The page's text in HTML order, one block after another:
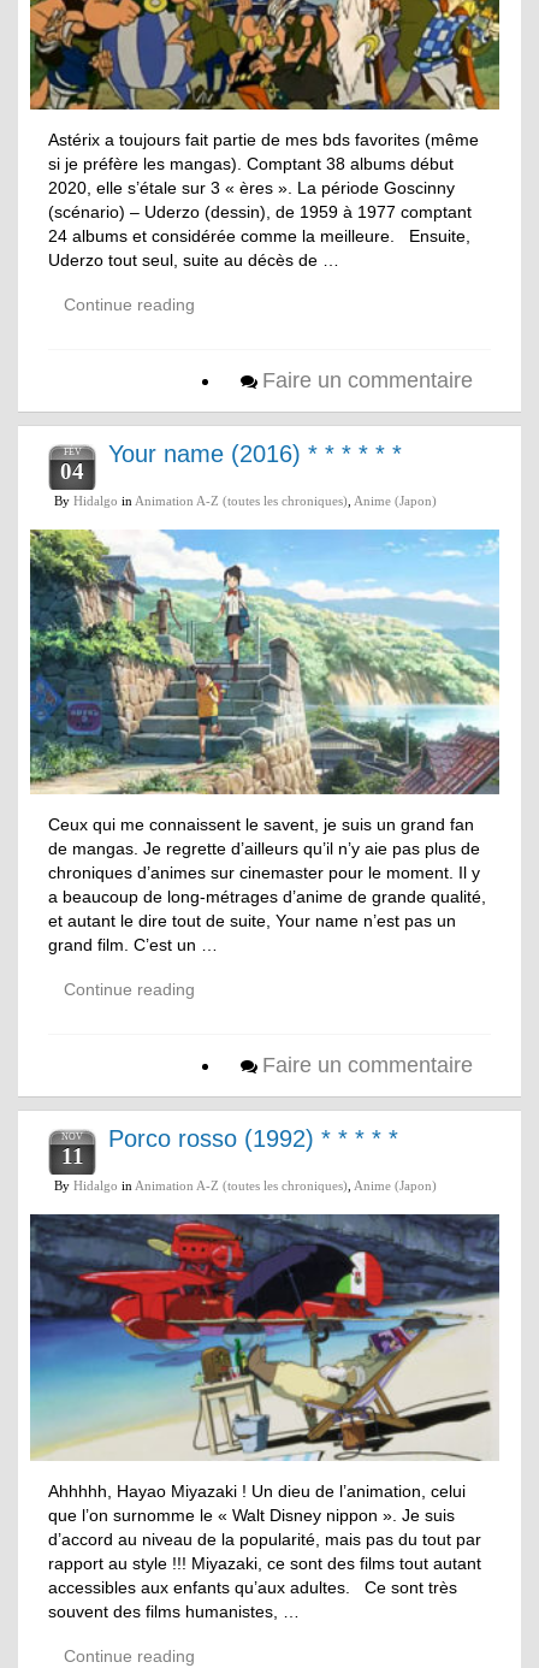
Astérix a toujours fait partie de mes bds favorites (même
si je préfère les mangas). Comptant 38 albums début
2020, elle s’étale sur 3 « ères ». La période Goscinny
(scénario) – Uderzo (dessin), de 1959 à 1977 comptant
24 albums et considérée comme la meilleure. Ensuite,
Uderzo tout seul, suite au décès de …
Continue reading
Faire un commentaire
FÉV
04
Your name (2016) * * * * * *
By Hidalgo in Animation A-Z (toutes les chroniques) Anime (Japon)
Ceux qui me connaissent le savent, je suis un grand fan
de mangas. Je regrette d’ailleurs qu’il n’y aie pas plus de
chroniques d’animes sur cinemaster pour le moment. Il y
a beaucoup de long-métrages d’anime de grande qualité,
et autant le dire tout de suite, Your name n’est pas un
grand film. C’est un …
Continue reading
Faire un commentaire
NOV
11
Porco rosso (1992) * * * * *
By Hidalgo in Animation A-Z (toutes les chroniques) Anime (Japon)
Ahhhhh, Hayao Miyazaki ! Un dieu de l’animation, celui
que l’on surnomme le « Walt Disney nippon ». Je suis
d’accord au niveau de la popularité, mais pas du tout par
rapport au style !!! Miyazaki, ce sont des films tout autant
accessibles aux enfants qu’aux adultes. Ce sont très
souvent des films humanistes, …
Continue reading